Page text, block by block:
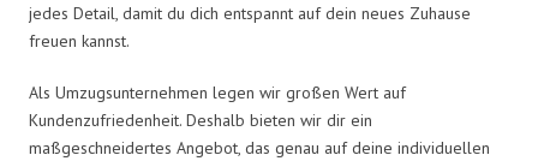
jedes Detail, damit du dich entspannt auf dein neues Zuhause
freuen kannst.
Als Umzugsunternehmen legen wir großen Wert auf
Kundenzufriedenheit. Deshalb bieten wir dir ein
maßgeschneidertes Angebot, das genau auf deine individuellen